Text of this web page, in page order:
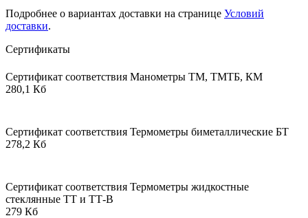
Подробнее о вариантах доставки на странице Условий
доставки.
Сертификаты
Сертификат соответствия Манометры ТМ, ТМТБ, КМ
280,1 Кб
Сертификат соответствия Термометры биметаллические БТ
278,2 Кб
Сертификат соответствия Термометры жидкостные
стеклянные ТТ и ТТ-В
279 Кб